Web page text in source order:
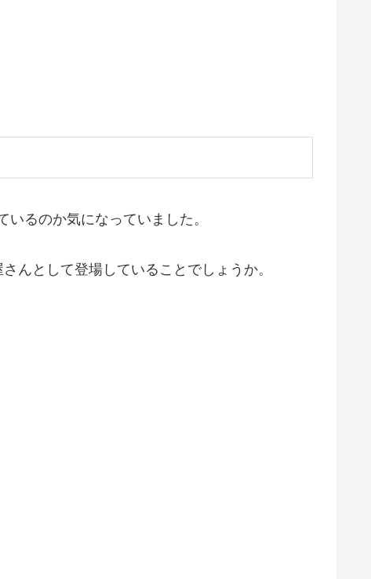
るのか気になっていました。
んとして登場していることでしょうか。